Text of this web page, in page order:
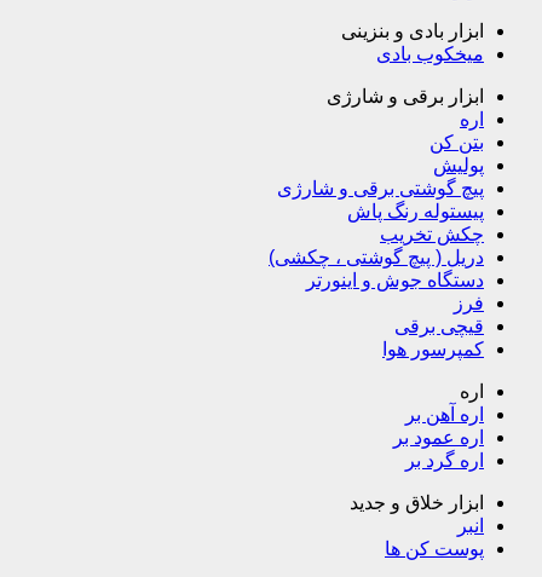
ابزار بادی و بنزینی
میخکوب بادی
ابزار برقی و شارژی
اره
بتن کن
پولیش
پیچ گوشتی برقی و شارژی
پیستوله رنگ پاش
چکش تخریب
دریل ( پیچ گوشتی ، چکشی)
دستگاه جوش و اینورتر
فرز
قیچی برقی
کمپرسور هوا
اره
اره آهن بر
اره عمود بر
اره گرد بر
ابزار خلاق و جدید
انبر
پوست کن ها